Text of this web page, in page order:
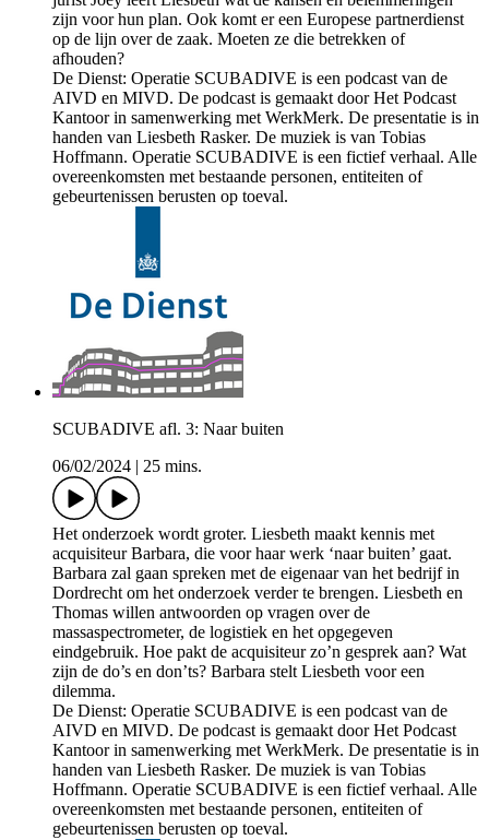
zijn voor hun plan. Ook komt er een Europese partnerdienst
op de lijn over de zaak. Moeten ze die betrekken of
afhouden?
De Dienst: Operatie SCUBADIVE is een podcast van de
AIVD en MIVD. De podcast is gemaakt door Het Podcast
Kantoor in samenwerking met WerkMerk. De presentatie is in
handen van Liesbeth Rasker. De muziek is van Tobias
Hoffmann. Operatie SCUBADIVE is een fictief verhaal. Alle
overeenkomsten met bestaande personen, entiteiten of
gebeurtenissen berusten op toeval.
SCUBADIVE afl. 3: Naar buiten
06/02/2024
25 mins.
Het onderzoek wordt groter. Liesbeth maakt kennis met
acquisiteur Barbara, die voor haar werk ‘naar buiten’ gaat.
Barbara zal gaan spreken met de eigenaar van het bedrijf in
Dordrecht om het onderzoek verder te brengen. Liesbeth en
Thomas willen antwoorden op vragen over de
massaspectrometer, de logistiek en het opgegeven
eindgebruik. Hoe pakt de acquisiteur zo’n gesprek aan? Wat
zijn de do’s en don’ts? Barbara stelt Liesbeth voor een
dilemma.
De Dienst: Operatie SCUBADIVE is een podcast van de
AIVD en MIVD. De podcast is gemaakt door Het Podcast
Kantoor in samenwerking met WerkMerk. De presentatie is in
handen van Liesbeth Rasker. De muziek is van Tobias
Hoffmann. Operatie SCUBADIVE is een fictief verhaal. Alle
overeenkomsten met bestaande personen, entiteiten of
gebeurtenissen berusten op toeval.